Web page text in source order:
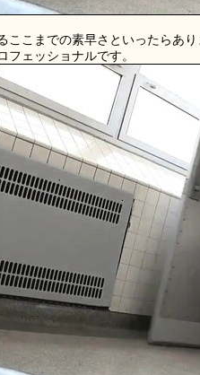
ここまでの素早さといったらあ
フェッショナルです。